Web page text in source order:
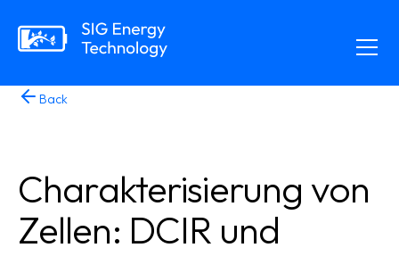
Back
Charakterisierung von
Zellen: DCIR und